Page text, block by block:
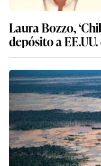
Laura Bozzo,
depósito a